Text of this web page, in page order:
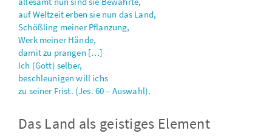
auf Weltzeit erben sie nun das Land,
Schößling meiner Pflanzung,
Werk meiner Hände,
damit zu prangen […]
Ich (Gott) selber,
beschleunigen will ichs
zu seiner Frist. (Jes. 60 – Auswahl).
Das Land als geistiges Element